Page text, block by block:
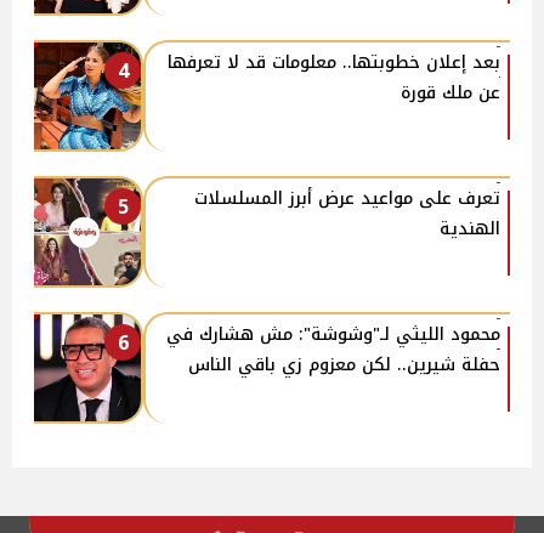
4
بعد إعلان خطوبتها.. معلومات قد لا تعرفها
عن ملك قورة
5
تعرف على مواعيد عرض أبرز المسلسلات
الهندية
6
محمود الليثي لـ"وشوشة": مش هشارك في
حفلة شيرين.. لكن معزوم زي باقي الناس